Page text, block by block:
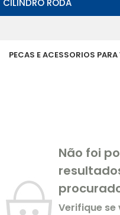
PECAS E ACESSORIOS
Não foi
Verifique